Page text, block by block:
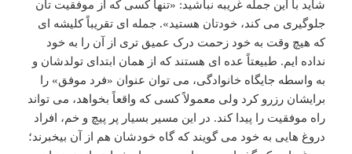
شاید با این جمله غریبه نباشید: «تنها کسی که از موفقیت تان
جلوگیری می کند، خودتان هستید». جمله ای تقریباً کلیشه ای
که هیچ وقت به خود زحمت درک عمیق تری از آن را به خود
نداده ایم. طبیعتاً عده ای هستند که از همان ابتدای تولدشان و
به واسطه جایگاه خانوادگی، می توان عنوان «فرد موفق» را
برایشان رزرو کرد ولی معمولاً کسی که واقعاً بخواهد، می تواند
راه موفقیت را پیدا کند. در این مسیر بسیار پر پیچ و خم، افراد
دروغ هایی به خود می گویند که گاه خودشان هم از آن بیخبرند؛